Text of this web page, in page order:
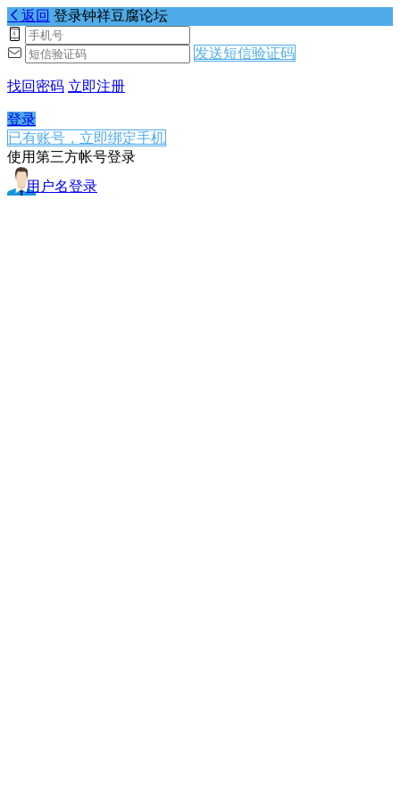
返回 登录钟祥豆腐论坛
发送短信验证码
找回密码 立即注册
登录
已有账号，立即绑定手机
使用第三方帐号登录
用户名登录